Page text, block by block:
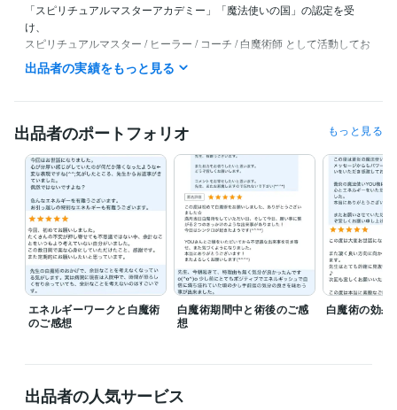
「スピリチュアルマスターアカデミー」「魔法使いの国」の認定を受
け、
スピリチュアルマスター / ヒーラー / コーチ / 白魔術師 として活動してお
ります。
ます。
✅ 的確で深いリーディング：本質を見抜き、問題の根本原因を明らかに
します。
✅ 実践的なアドバイス：ただの占いではなく、具体的な解決策や行動指
針をお伝えします。
✅ スピリチュアル×心理学の融合：心と魂の両面からアプローチし、より
確かな変化へ導きます。
✅ 願望成就＆エネルギーワーク：恋愛・人間関係・仕事など、多方面で
の成功をサポート。
✅ 継続的なサポートも可能：単発の鑑定だけでなく、継続的な変化を望
む方にも対応。
潜在意識の活用 / 心理的ストレスの解放 / 人間関係の根本解決 / 恋愛成就
出品者の実績をもっと見る
出品者のポートフォリオ もっと見る
エネルギーワークと白魔術
のご感想
白魔術期間中と術後のご感
想
白魔術の効果
出品者の人気サービス